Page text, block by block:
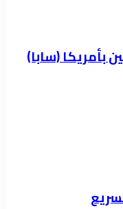
بأمريكا (سابا)